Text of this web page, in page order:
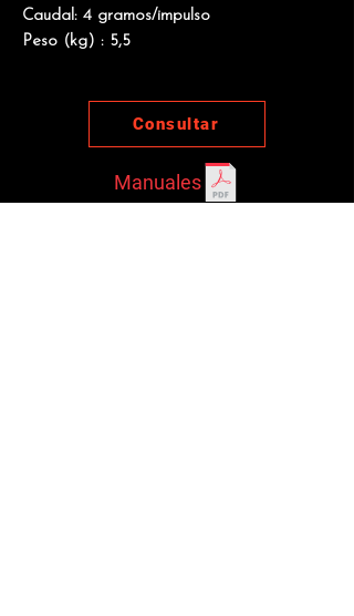
Caudal: 4 gramos/impulso
Peso (kg) : 5,5
Consultar
Manuales